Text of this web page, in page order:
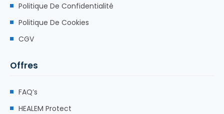
Politique De Confidentialité
Politique De Cookies
CGV
Offres
FAQ’s
HEALEM Protect